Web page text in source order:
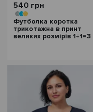
540 грн
Футболка коротка
трикотажна в принт
великих розмірів 1+1=3